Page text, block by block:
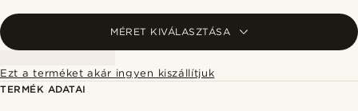
MÉRET KIVÁLASZTÁSA
Ezt a terméket akár ingyen kiszállítjuk
TERMÉK ADATAI